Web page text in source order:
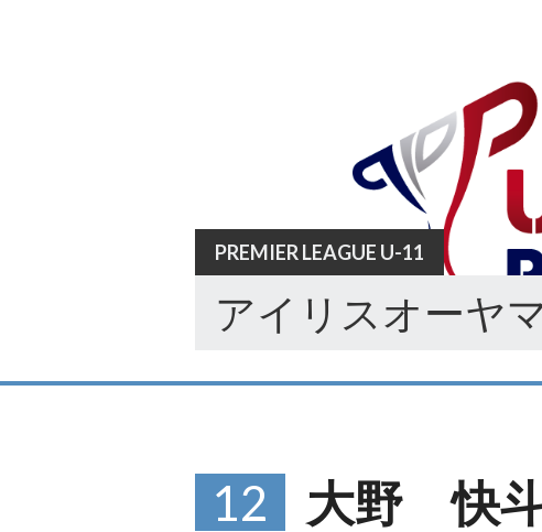
PREMIER LEAGUE U-11
アイリスオーヤ
12 大野 快